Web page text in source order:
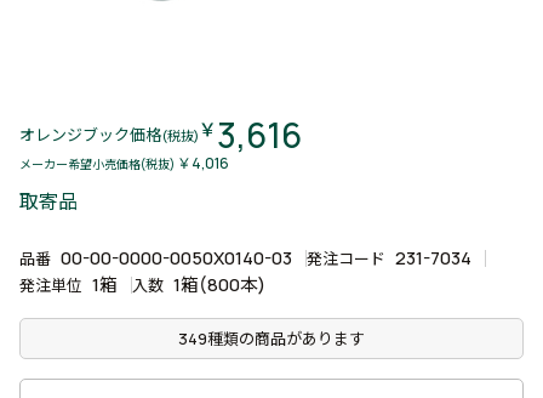
オレンジブック価格(税抜) ￥3,616
メーカー希望小売価格(税抜) ￥4,016
取寄品
品番 00-00-0000-0050X0140-03 発注コード 231-7034
発注単位 1箱 入数 1箱(800本)
349種類の商品があります